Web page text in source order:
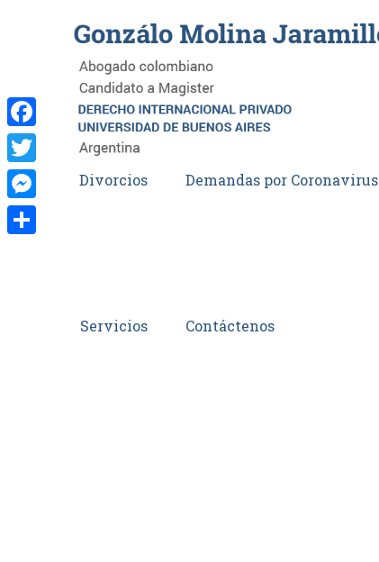
Divorcios Demandas por Coronavirus
Servicios Contáctenos
Facebook
Twitter
Messenger